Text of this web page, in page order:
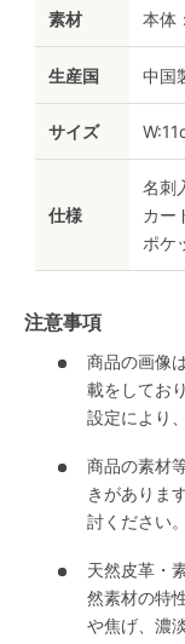
素材 本体
生産国 中国
サイズ
仕様
名刺
カー
ポケ
注意事項
商品の画像
載をしてお
設定により
商品の素材
きがありま
討ください。
天然皮革・
然素材の特
や焦げ、濃